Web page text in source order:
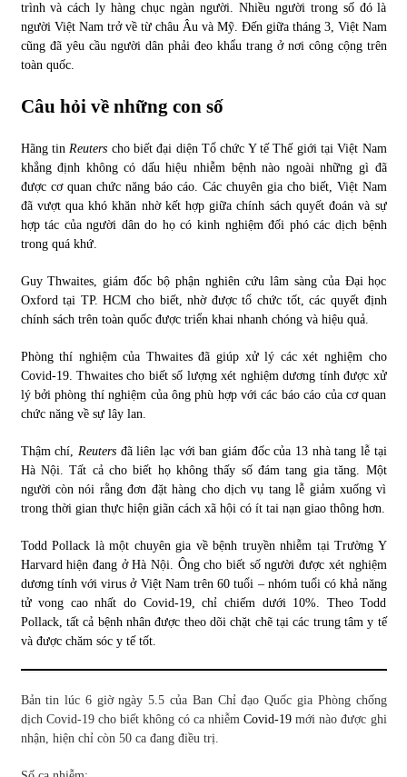
trình và cách ly hàng chục ngàn người. Nhiều người trong số đó là
người Việt Nam trở về từ châu Âu và Mỹ. Đến giữa tháng 3, Việt Nam
cũng đã yêu cầu người dân phải đeo khẩu trang ở nơi công cộng trên
toàn quốc.
Câu hỏi về những con số
Hãng tinReuters cho biết đại diện Tổ chức Y tế Thế giới tại Việt Nam
khẳng định không có dấu hiệu nhiễm bệnh nào ngoài những gì đã
được cơ quan chức năng báo cáo. Các chuyên gia cho biết, Việt Nam
đã vượt qua khó khăn nhờ kết hợp giữa chính sách quyết đoán và sự
hợp tác của người dân do họ có kinh nghiệm đối phó các dịch bệnh
trong quá khứ.
Guy Thwaites, giám đốc bộ phận nghiên cứu lâm sàng của Đại học
Oxford tại TP. HCM cho biết, nhờ được tổ chức tốt, các quyết định
chính sách trên toàn quốc được triển khai nhanh chóng và hiệu quả.
Phòng thí nghiệm của Thwaites đã giúp xử lý các xét nghiệm cho
Covid-19. Thwaites cho biết số lượng xét nghiệm dương tính được xử
lý bởi phòng thí nghiệm của ông phù hợp với các báo cáo của cơ quan
chức năng về sự lây lan.
Thậm chí, Reutersđã liên lạc với ban giám đốc của 13 nhà tang lễ tại
Hà Nội. Tất cả cho biết họ không thấy số đám tang gia tăng. Một
người còn nói rằng đơn đặt hàng cho dịch vụ tang lễ giảm xuống vì
trong thời gian thực hiện giãn cách xã hội có ít tai nạn giao thông hơn.
Todd Pollack là một chuyên gia về bệnh truyền nhiễm tại Trường Y
Harvard hiện đang ở Hà Nội. Ông cho biết số người được xét nghiệm
dương tính với virus ở Việt Nam trên 60 tuổi – nhóm tuổi có khả năng
tử vong cao nhất do ​​Covid-19, chỉ chiếm dưới 10%. Theo Todd
Pollack, tất cả bệnh nhân được theo dõi chặt chẽ tại các trung tâm y tế
và được chăm sóc y tế tốt.
Bản tin lúc 6 giờ ngày 5.5 của Ban Chỉ đạo Quốc gia Phòng chống
dịch Covid-19 cho biết không có ca nhiễm Covid-19 mới nào được ghi
nhận, hiện chỉ còn 50 ca đang điều trị.